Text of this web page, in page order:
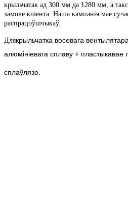
крыльчатак ад 300 мм да 1280 мм, а
замове кліента. Наша кампанія мае
распрацоўшчыкаў.
Длякрыльчатка восевага
алюмініевага сплаву + пластыкавае
сплаўлязо.